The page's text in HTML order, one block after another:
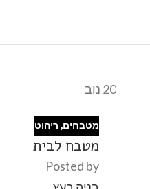
20 נוב
מטבחים, ריהוט
מטבח לבית
Posted by